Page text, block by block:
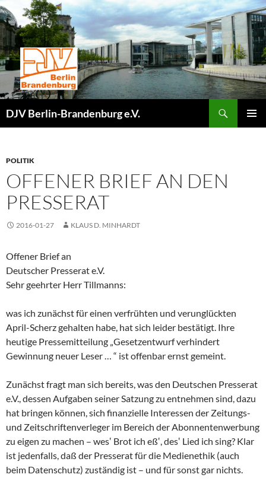
Zum
Inhalt
springen
DJV Berlin-Brandenburg e.V.
POLITIK
OFFENER BRIEF AN DEN
PRESSERAT
2016-01-27 KLAUS D. MINHARDT
Offener Brief an
Deutscher Presserat e.V.
Sehr geehrter Herr Tillmanns:
was ich zunächst für einen verfrühten und verunglückten
April-Scherz gehalten habe, hat sich leider bestätigt. Ihre
heutige Pressemitteilung „Gesetzentwurf verhindert
Gewinnung neuer Leser … “ ist offenbar ernst gemeint.
Zunächst fragt man sich bereits, was den Deutschen Presserat
e.V., dessen Aufgaben seiner Satzung zu entnehmen sind, dazu
hat bringen können, sich finanzielle Interessen der Zeitungs-
und Zeitschriftenverleger im Bereich der Abonnentenwerbung
zu eigen zu machen – wes‛ Brot ich eß‛, des‛ Lied ich sing? Klar
ist jedenfalls, daß der Presserat für die Medienethik (auch
beim Datenschutz) zuständig ist – und für sonst gar nichts.